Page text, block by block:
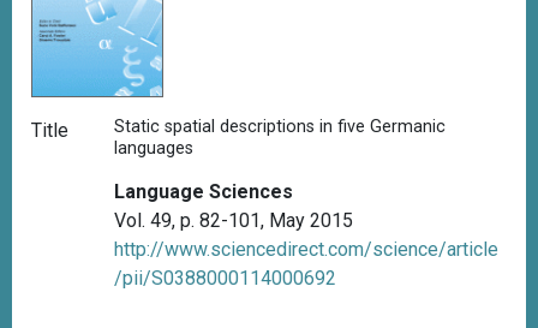
Title
Static spatial descriptions in five Germanic
languages
Language Sciences
Vol. 49, p. 82-101, May 2015
http://www.sciencedirect.com/science/article
/pii/S0388000114000692